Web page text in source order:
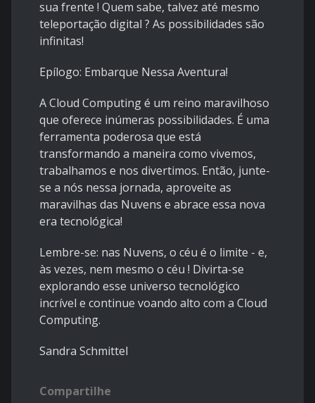
sua frente ! Quem sabe, talvez até mesmo
teleportação digital ? As possibilidades são
infinitas!
Epílogo: Embarque Nessa Aventura!
A Cloud Computing é um reino maravilhoso
que oferece inúmeras possibilidades. É uma
ferramenta poderosa que está
transformando a maneira como vivemos,
trabalhamos e nos divertimos. Então, junte-
se a nós nessa jornada, aproveite as
maravilhas das Nuvens e abrace essa nova
era tecnológica!
Lembre-se: nas Nuvens, o céu é o limite - e,
às vezes, nem mesmo o céu ! Divirta-se
explorando esse universo tecnológico
incrível e continue voando alto com a Cloud
Computing.
Sandra Schmittel
Compartilhe